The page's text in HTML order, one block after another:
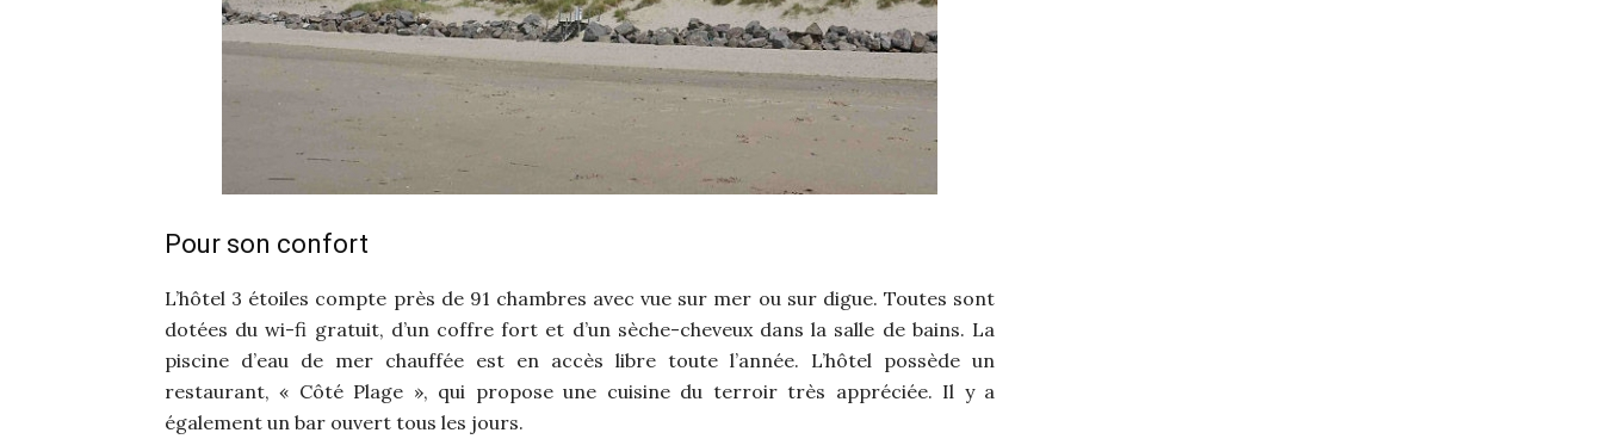
Pour son confort
L’hôtel 3 étoiles compte près de 91 chambres avec vue sur mer ou sur digue. Toutes sont
dotées du wi-fi gratuit, d’un coffre fort et d’un sèche-cheveux dans la salle de bains. La
piscine d’eau de mer chauffée est en accès libre toute l’année. L’hôtel possède un
restaurant, « Côté Plage », qui propose une cuisine du terroir très appréciée. Il y a
également un bar ouvert tous les jours.